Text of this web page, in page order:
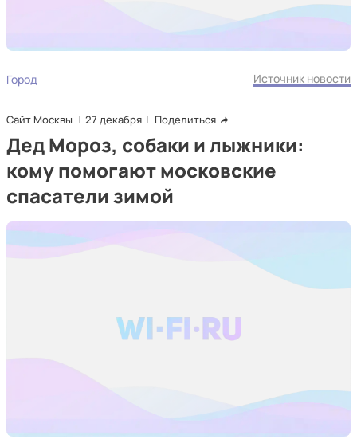
Город Источник новости
Сайт Москвы 27 декабря Поделиться
Дед Мороз, собаки и лыжники:
кому помогают московские
спасатели зимой